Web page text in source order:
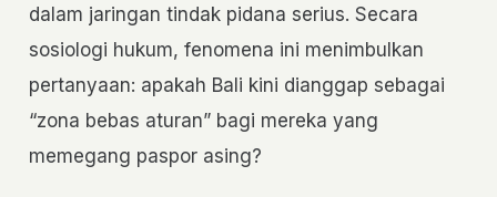
dalam jaringan tindak pidana serius. Secara
sosiologi hukum, fenomena ini menimbulkan
pertanyaan: apakah Bali kini dianggap sebagai
“zona bebas aturan” bagi mereka yang
memegang paspor asing?